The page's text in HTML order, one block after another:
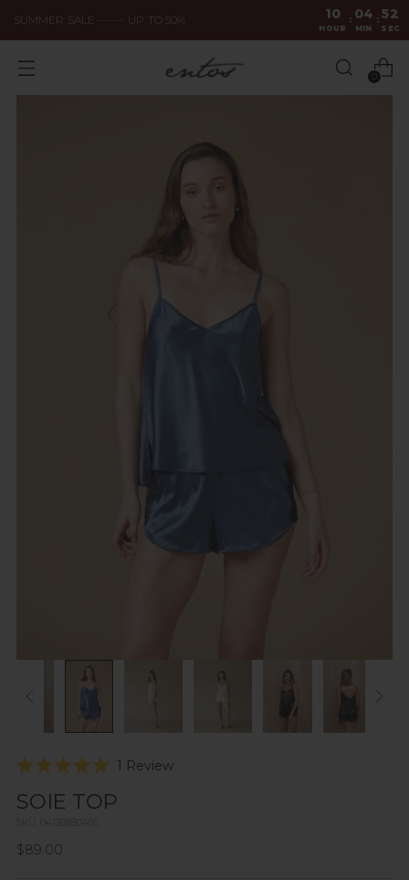
SUMMER SALE ------ UP TO 50% 10
HOUR
: 04
MIN
: 51
SEC
5.0
out
stars
1 ReviewClick
SOIE TOP
Regular
$89.00